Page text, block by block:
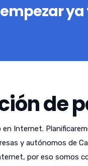
de
Internet.
y autónomos de
por eso somos